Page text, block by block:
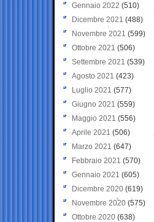
Gennaio 2022 (510)
Dicembre 2021 (488)
Novembre 2021 (599)
Ottobre 2021 (506)
Settembre 2021 (539)
Agosto 2021 (423)
Luglio 2021 (577)
Giugno 2021(559)
Maggio 2021 (556)
Aprile 2021 (506)
Marzo 2021 (647)
Febbraio 2021 (570)
Gennaio 2021 (605)
Dicembre 2020 (619)
Novembre 2020 (575)
Ottobre 2020 (638)